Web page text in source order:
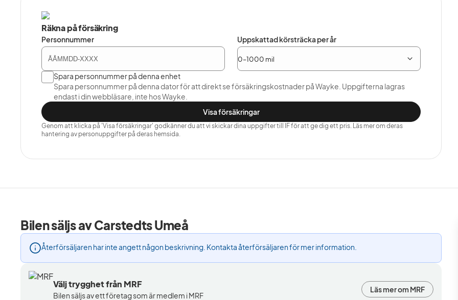
Räkna på försäkring
Personnummer Uppskattad körsträcka per år
Spara personnummer på denna enhet
Spara personnummer på denna dator för att direkt se försäkringskostnader på Wayke. Uppgifterna lagras
endast i din webbläsare, inte hos Wayke.
Visa försäkringar
Genom att klicka på 'Visa försäkringar' godkänner du att vi skickar dina uppgifter till IF för att ge dig ett pris. Läs mer om deras
hantering av personuppgifter på deras hemsida.
Bilen säljs av Carstedts Umeå
Återförsäljaren har inte angett någon beskrivning. Kontakta återförsäljaren för mer information.
Välj trygghet från MRF
Bilen säljs av ett företag som är medlem i MRF
Läs mer om MRF